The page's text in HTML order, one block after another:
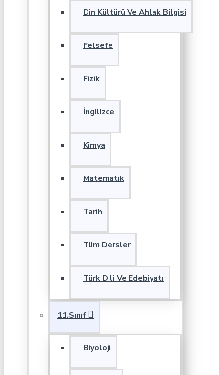
Din Kültürü Ve Ahlak Bilgisi
Felsefe
Fizik
İngilizce
Kimya
Matematik
Tarih
Tüm Dersler
Türk Dili Ve Edebiyatı
11.Sınıf
Biyoloji